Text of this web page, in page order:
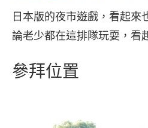
日本版的夜市遊戲，看起來
論老少都在這排隊玩耍，看
參拜位置